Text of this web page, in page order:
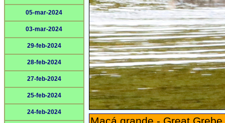
05-mar-2024
03-mar-2024
29-feb-2024
28-feb-2024
27-feb-2024
25-feb-2024
24-feb-2024